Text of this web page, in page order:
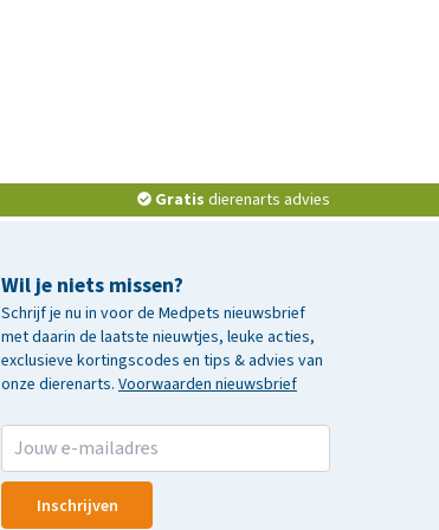
Gratis dierenarts advies
Wil je niets missen?
Schrijf je nu in voor de Medpets nieuwsbrief
met daarin de laatste nieuwtjes, leuke acties,
exclusieve kortingscodes en tips & advies van
onze dierenarts. Voorwaarden nieuwsbrief
Inschrijven